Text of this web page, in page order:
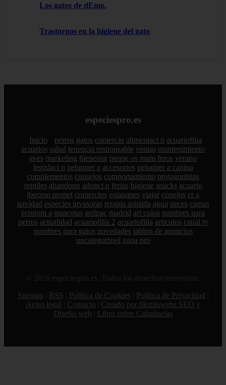
Los gatos de dEmo.
Trastornos en la higiene del gato
especiespro.es
Inicio perros gatos comercio alimentaci n acuariofilia
acuarios salud tenencia responsable ventas mantenimiento
aves marketing bienestar peque os mam feros verano
legislaci n peluquer a accesorios peluquer a canina
complementos consejos comportamiento protagonistas
reptiles abandono adopci n ferias higiene snacks acuario
iberzoo propet comercios estanques viajar conejos cr a
navidad especies invasoras terapia asistida agua peces camas
econom a mascotas aedpac madrid art culos nombres para
perros actualidad acuariofilia 2 acuariofilia articulos canal tv
nombres para gatos novedades tablon de anuncios
uncategorized zona pro
© 2026 especiespro.es. Todos los derechos reservados.
Sitemap
RSS Política de Cookies Política de Privacidad
Aviso legal
Contacto
Creado por 0lemiswebs SEO y
Diseño web
Libro sobre Cabañuelas